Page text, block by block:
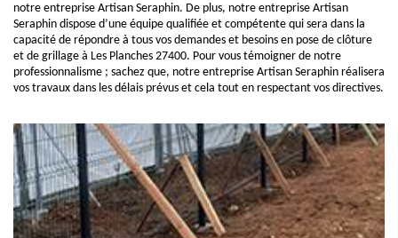
notre entreprise Artisan Seraphin. De plus, notre entreprise Artisan
Seraphin dispose d’une équipe qualifiée et compétente qui sera dans la
capacité de répondre à tous vos demandes et besoins en pose de clôture
et de grillage à Les Planches 27400. Pour vous témoigner de notre
professionnalisme ; sachez que, notre entreprise Artisan Seraphin réalisera
vos travaux dans les délais prévus et cela tout en respectant vos directives.